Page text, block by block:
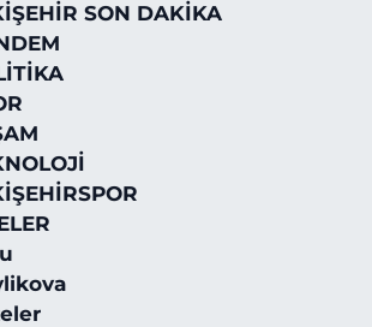
SON DAKİKA